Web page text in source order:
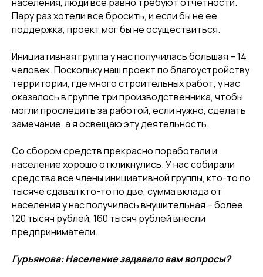
Пару раз хотели все бросить, и если бы не ее
поддержка, проект мог бы не осуществиться.
Инициативная группа у нас получилась большая – 14
человек. Поскольку наш проект по благоустройству
территории, где много строительных работ, у нас
оказалось в группе три производственника, чтобы
могли проследить за работой, если нужно, сделать
замечание, а я освещаю эту деятельность.
Со сбором средств прекрасно поработали и
население хорошо откликнулись. У нас собирали
средства все члены инициативной группы, кто-то по
тысяче сдавал кто-то по две, сумма вклада от
населения у нас получилась внушительная – более
120 тысяч рублей, 160 тысяч рублей внесли
предприниматели.
Гурьянова: Население задавало вам вопросы?